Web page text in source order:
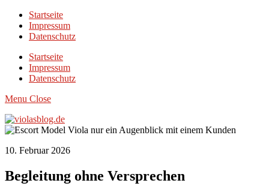
Startseite
Impressum
Datenschutz
Startseite
Impressum
Datenschutz
Menu Close
10. Februar 2026
Begleitung ohne Versprechen